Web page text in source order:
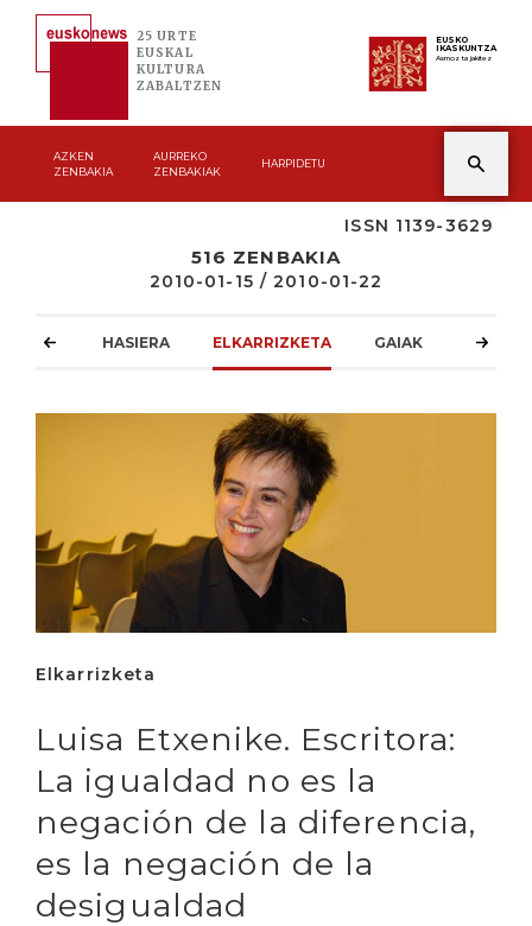
25 URTE
EUSKAL
KULTURA
ZABALTZEN
EUSKO
IKASKUNTZA
Asmoz ta jakitez
AZKEN
ZENBAKIA
AURREKO
ZENBAKIAK
HARPIDETU
ISSN 1139-3629
516 ZENBAKIA
2010-01-15 / 2010-01-22
HASIERA ELKARRIZKETA GAIAK
Elkarrizketa
Luisa Etxenike. Escritora:
La igualdad no es la
negación de la diferencia,
es la negación de la
desigualdad